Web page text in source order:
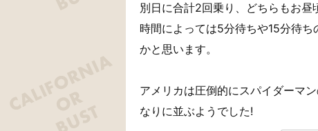
別日に合計2回乗り、どちらもお昼
時間によっては5分待ちや15分待
かと思います。
アメリカは圧倒的にスパイダーマ
なりに並ぶようでした!